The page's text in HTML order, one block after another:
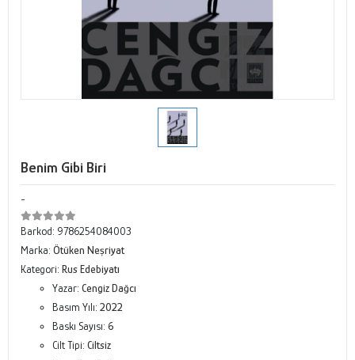
Benim Gibi Biri
-
Barkod: 9786254084003
Marka: Ötüken Neşriyat
Kategori: Rus Edebiyatı
Yazar: Cengiz Dağcı
Basım Yılı: 2022
Baskı Sayısı: 6
Cilt Tipi: Ciltsiz